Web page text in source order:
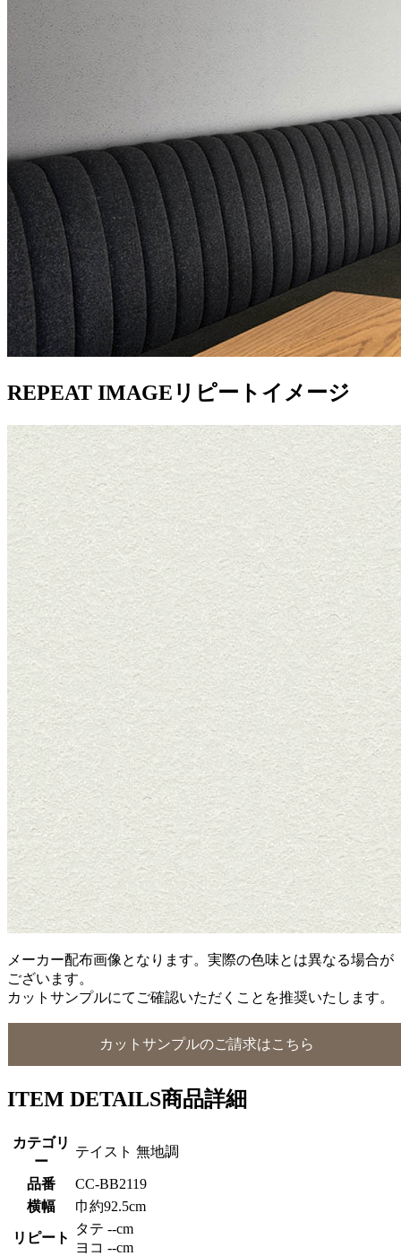
REPEAT IMAGE リピートイメージ
メーカー配布画像となります。実際の色味とは異なる場合が
ございます。
カットサンプルにてご確認いただくことを推奨いたします。
カットサンプルのご請求はこちら
ITEM DETAILS商品詳細
カテゴリ
ー
テイスト 無地調
品番
CC-BB2119
横幅
巾約92.5cm
リピート
タテ --cm
ヨコ --cm